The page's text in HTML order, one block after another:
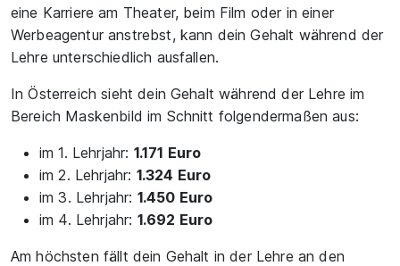
eine Karriere am Theater, beim Film oder in einer
Werbeagentur anstrebst, kann dein Gehalt während der
Lehre unterschiedlich ausfallen.
In Österreich sieht dein Gehalt während der Lehre im
Bereich Maskenbild im Schnitt folgendermaßen aus:
im 1. Lehrjahr: 1.171 Euro
im 2. Lehrjahr: 1.324 Euro
im 3. Lehrjahr: 1.450 Euro
im 4. Lehrjahr: 1.692 Euro
Am höchsten fällt dein Gehalt in der Lehre an den